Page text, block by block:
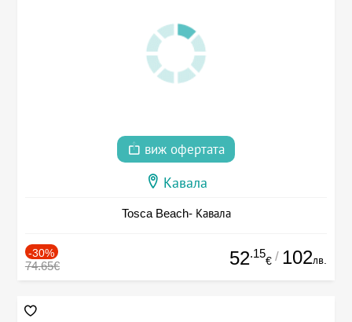
виж офертата
Кавала
Tosca Beach- Кавала
-30%
74.65€ 52.15
€ / 102лв.